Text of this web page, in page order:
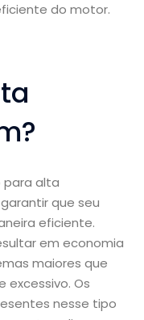
do motor.
para alta
que seu
eficiente.
em economia
maiores que
excessivo. Os
nesse tipo